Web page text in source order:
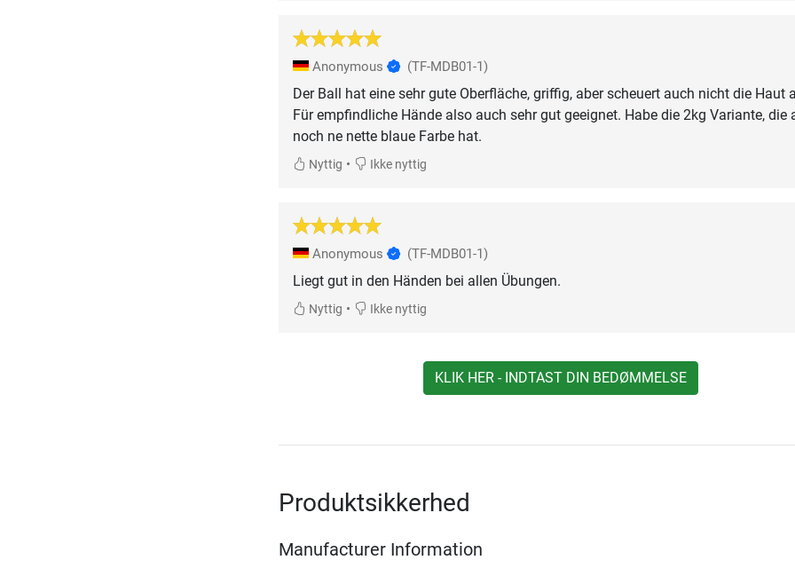
Anonymous (TF-MDB01-1)
Der Ball hat eine sehr gute Oberfläche, griffig, aber scheuert auch nicht die Haut
Für empfindliche Hände also auch sehr gut geeignet. Habe die 2kg Variante, die
noch ne nette blaue Farbe hat.
Nyttig • Ikke nyttig
Anonymous (TF-MDB01-1)
Liegt gut in den Händen bei allen Übungen.
Nyttig • Ikke nyttig
KLIK HER - INDTAST DIN BEDØMMELSE
Produktsikkerhed
Manufacturer Information